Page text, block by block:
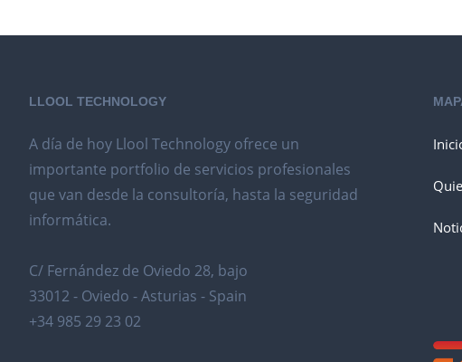
LLOOL TECHNOLOGY
A día de hoy Llool Technology ofrece un
importante portfolio de servicios profesionales
que van desde la consultoría, hasta la seguridad
informática.
C/ Fernández de Oviedo 28, bajo
33012 - Oviedo - Asturias - Spain
+34 985 29 23 02